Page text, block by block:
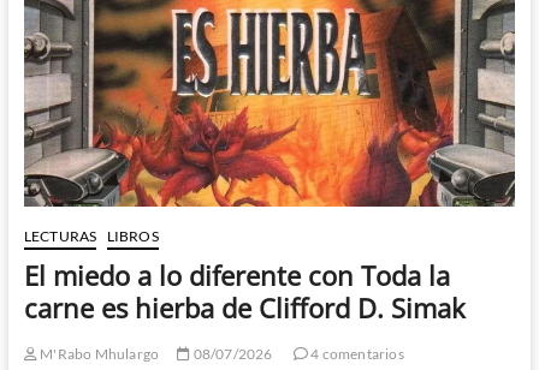
LECTURAS LIBROS
El miedo a lo diferente con Toda la
carne es hierba de Clifford D. Simak
M'Rabo Mhulargo 08/07/2026
4 comentarios